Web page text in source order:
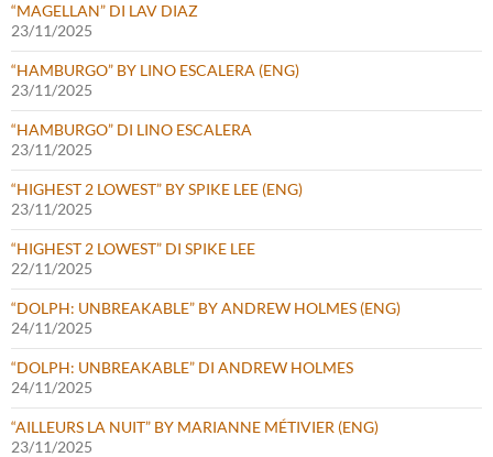
“MAGELLAN” DI LAV DIAZ
23/11/2025
“HAMBURGO” BY LINO ESCALERA (ENG)
23/11/2025
“HAMBURGO” DI LINO ESCALERA
23/11/2025
“HIGHEST 2 LOWEST” BY SPIKE LEE (ENG)
23/11/2025
“HIGHEST 2 LOWEST” DI SPIKE LEE
22/11/2025
“DOLPH: UNBREAKABLE” BY ANDREW HOLMES (ENG)
24/11/2025
“DOLPH: UNBREAKABLE” DI ANDREW HOLMES
24/11/2025
“AILLEURS LA NUIT” BY MARIANNE MÉTIVIER (ENG)
23/11/2025